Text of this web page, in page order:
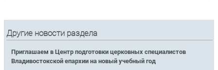
Другие новости раздела
Приглашаем в Центр подготовки церковных специалистов
Владивостокской епархии на новый учебный год